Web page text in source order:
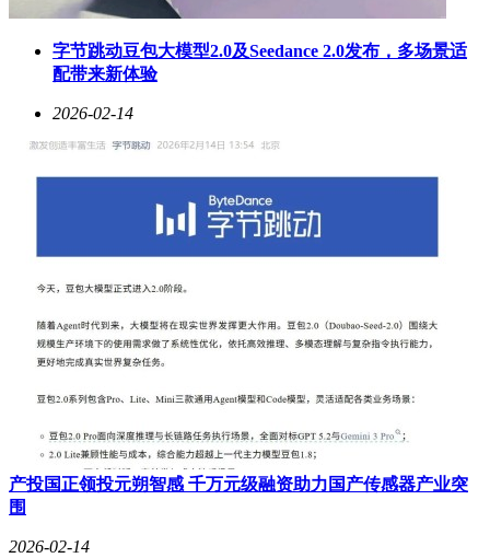
字节跳动豆包大模型2.0及Seedance 2.0发布，多场景适
配带来新体验
2026-02-14
产投国正领投元朔智感 千万元级融资助力国产传感器产业突
围
2026-02-14